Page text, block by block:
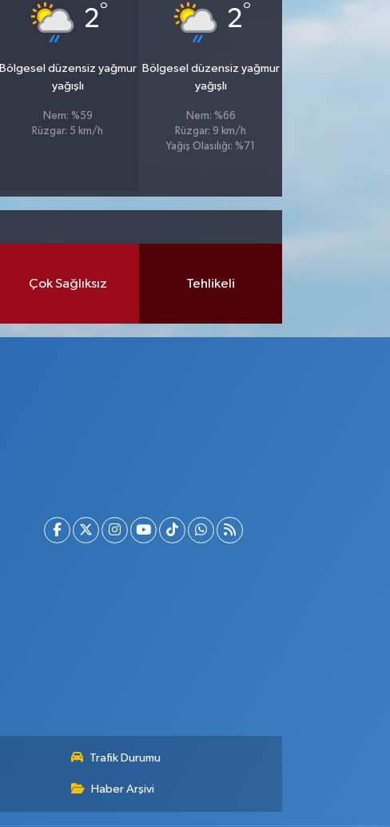
2°
Bölgesel düzensiz yağmur
yağışlı
Nem: %59
Rüzgar: 5 km/h
2°
Bölgesel düzensiz yağmur
yağışlı
Nem: %66
Rüzgar: 9 km/h
Yağış Olasılığı: %71
Çok Sağlıksız Tehlikeli
Trafik Durumu
Haber Arşivi